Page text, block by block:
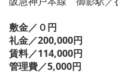
敷金／０円
礼金／200,000円
賃料／114,000円
管理費／5,000円